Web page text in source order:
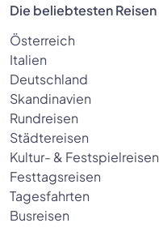
Die beliebtesten Reisen
Österreich
Italien
Deutschland
Skandinavien
Rundreisen
Städtereisen
Kultur- & Festspielreisen
Festtagsreisen
Tagesfahrten
Busreisen